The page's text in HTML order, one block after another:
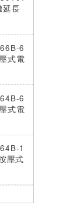
。
延長
6
式電
6尺
6
式電
6尺
1
壓式
1
3